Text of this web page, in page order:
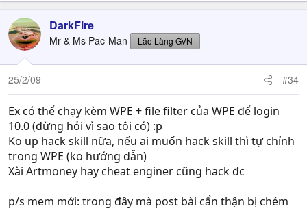
DarkFire
Mr & Ms Pac-Man Lão Làng GVN
25/2/09 #34
Ex có thể chạy kèm WPE + file filter của WPE để login
10.0 (đừng hỏi vì sao tôi có) :p
Ko up hack skill nữa, nếu ai muốn hack skill thì tự chỉnh
trong WPE (ko hướng dẫn)
Xài Artmoney hay cheat enginer cũng hack đc
p/s mem mới: trong đây mà post bài cẩn thận bị chém